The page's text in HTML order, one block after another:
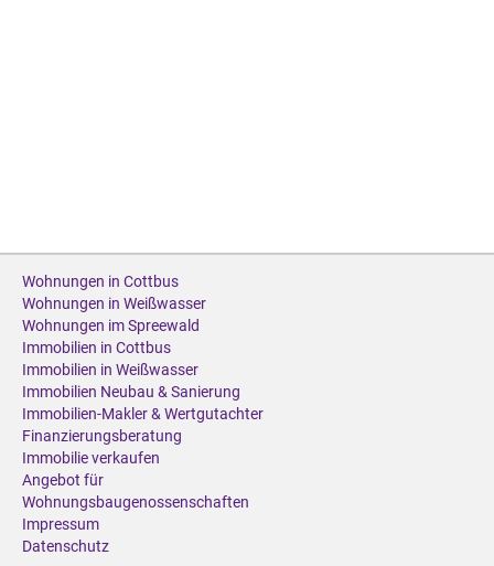
Wohnungen in Cottbus
Wohnungen in Weißwasser
Wohnungen im Spreewald
Immobilien in Cottbus
Immobilien in Weißwasser
Immobilien Neubau & Sanierung
Immobilien-Makler & Wertgutachter
Finanzierungsberatung
Immobilie verkaufen
Angebot für
Wohnungsbaugenossenschaften
Impressum
Datenschutz